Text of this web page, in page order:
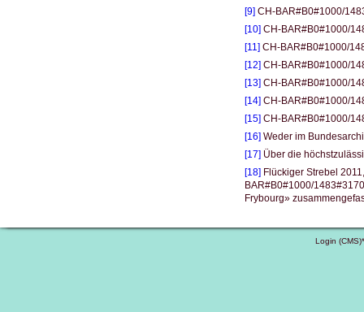
[9]CH-BAR#B0#1000/
[10]CH-BAR#B0#1000/
[11]CH-BAR#B0#1000/
[12]CH-BAR#B0#1000/
[13]CH-BAR#B0#1000/
[14]CH-BAR#B0#1000/
[15]CH-BAR#B0#1000/
[16]Weder im
[17]Über die
[18]Flückiger Strebel
BAR#B0#1000/
Frybourg»
Login (CMS)*